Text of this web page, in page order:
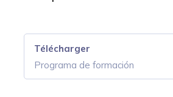
Télécharger
Programa de formación